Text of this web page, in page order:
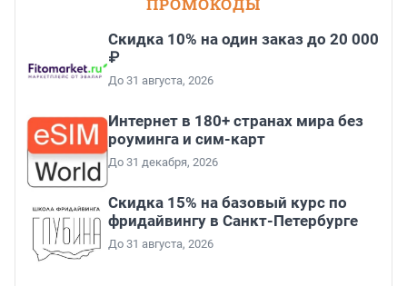
Скидка 10% на один заказ до 20 000
₽
До 31 августа, 2026
Интернет в 180+ странах мира без
роуминга и сим-карт
До 31 декабря, 2026
Скидка 15% на базовый курс по
фридайвингу в Санкт-Петербурге
До 31 августа, 2026